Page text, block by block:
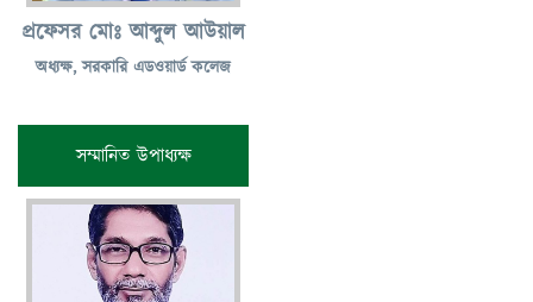
প্রফেসর মোঃ আব্দুল আউয়াল
অধ্যক্ষ, সরকারি এডওয়ার্ড কলেজ
সম্মানিত উপাধ্যক্ষ